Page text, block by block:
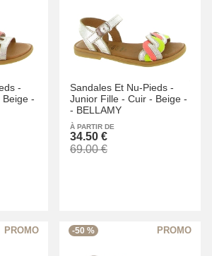
-
Beige -
Sandales Et Nu-Pieds -
Junior Fille - Cuir - Beige -
- BELLAMY
À PARTIR DE
34.50 €
69.00 €
-50 %